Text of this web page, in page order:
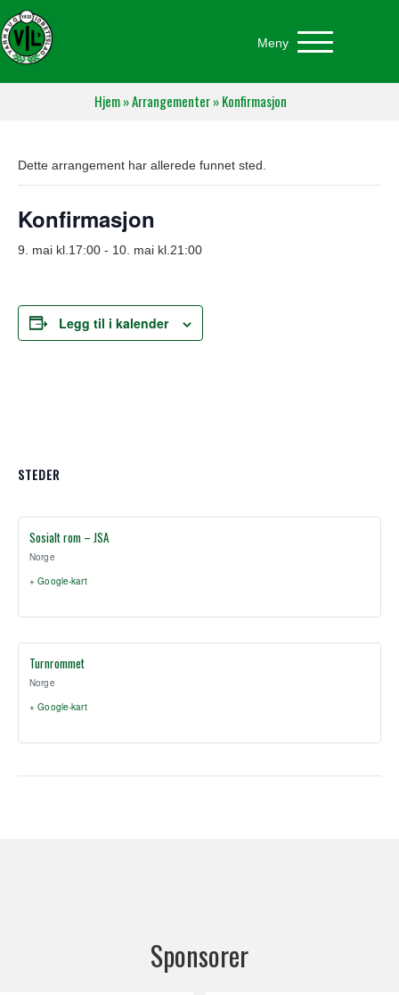
Meny
Hjem»Arrangementer»Konfirmasjon
Dette arrangement har allerede funnet sted.
Konfirmasjon
9. mai kl.17:00 - 10. mai kl.21:00
Legg til i kalender
STEDER
Sosialt rom – JSA
Norge
+ Google-kart
Turnrommet
Norge
+ Google-kart
Sponsorer